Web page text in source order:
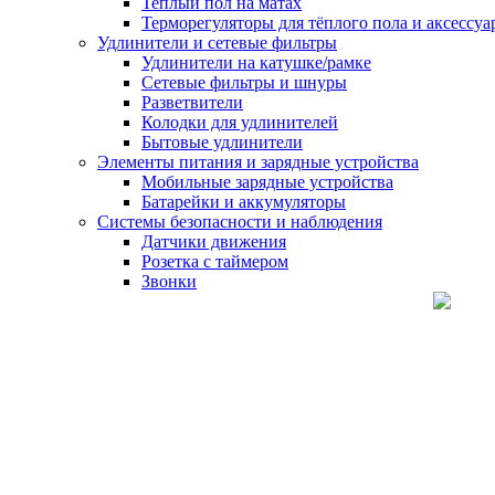
Терморегуляторы для тёплого пола и
Удлинители и сетевые фильтры
Удлинители на катушке/рамке
Сетевые фильтры и шнуры
Разветвители
Колодки для удлинителей
Бытовые удлинители
Элементы питания и зарядные устройства
Мобильные зарядные устройства
Батарейки и аккумуляторы
Системы безопасности и наблюдения
Датчики движения
Розетка с таймером
Звонки